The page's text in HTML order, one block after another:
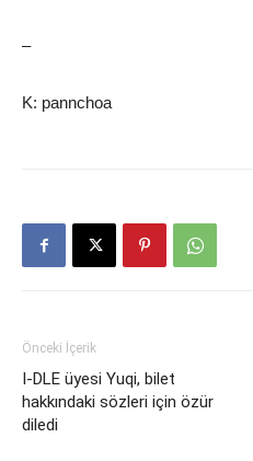
–
K: pannchoa
Önceki İçerik
I-DLE üyesi Yuqi, bilet
hakkındaki sözleri için özür
diledi